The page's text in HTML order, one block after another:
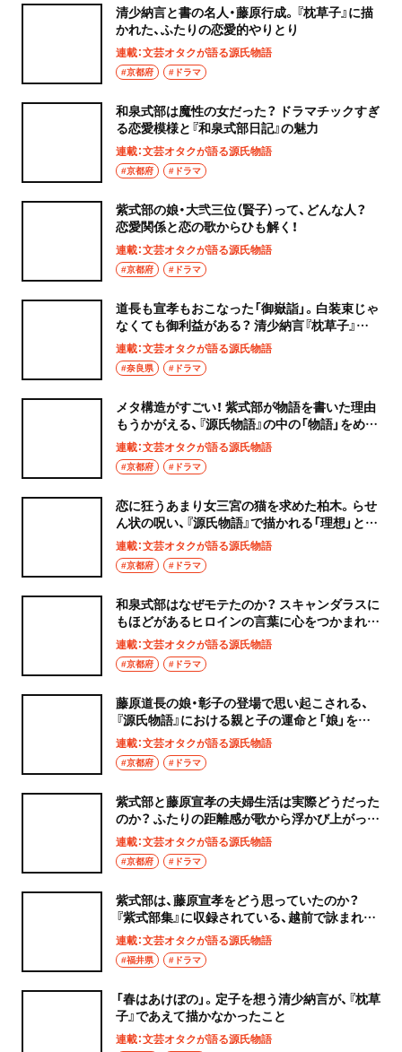
清少納言と書の名人・藤原行成。『枕草子』に描
かれた、ふたりの恋愛的やりとり
連載：文芸オタクが語る源氏物語
#京都府 #ドラマ
和泉式部は魔性の女だった？ ドラマチックすぎ
る恋愛模様と『和泉式部日記』の魅力
連載：文芸オタクが語る源氏物語
#京都府 #ドラマ
紫式部の娘・大弐三位（賢子）って、どんな人？
恋愛関係と恋の歌からひも解く！
連載：文芸オタクが語る源氏物語
#京都府 #ドラマ
道長も宣孝もおこなった「御嶽詣」。白装束じゃ
なくても御利益がある？ 清少納言『枕草子』の
痛烈な描写とは？
連載：文芸オタクが語る源氏物語
#奈良県 #ドラマ
メタ構造がすごい！ 紫式部が物語を書いた理由
もうかがえる、『源氏物語』の中の「物語」をめぐ
る応酬
連載：文芸オタクが語る源氏物語
#京都府 #ドラマ
恋に狂うあまり女三宮の猫を求めた柏木。らせ
ん状の呪い、『源氏物語』で描かれる「理想」と
「代替」の物語
連載：文芸オタクが語る源氏物語
#京都府 #ドラマ
和泉式部はなぜモテたのか？ スキャンダラスに
もほどがあるヒロインの言葉に心をつかまれる
理由
連載：文芸オタクが語る源氏物語
#京都府 #ドラマ
藤原道長の娘・彰子の登場で思い起こされる、
『源氏物語』における親と子の運命と「娘」を介
して生まれた女性同士の連帯感
連載：文芸オタクが語る源氏物語
#京都府 #ドラマ
紫式部と藤原宣孝の夫婦生活は実際どうだった
のか？ ふたりの距離感が歌から浮かび上がって
くる『紫式部集』
連載：文芸オタクが語る源氏物語
#京都府 #ドラマ
紫式部は、藤原宣孝をどう思っていたのか？
『紫式部集』に収録されている、越前で詠まれた
歌から読み解く
連載：文芸オタクが語る源氏物語
#福井県 #ドラマ
「春はあけぼの」。定子を想う清少納言が、『枕草
子』であえて描かなかったこと
連載：文芸オタクが語る源氏物語